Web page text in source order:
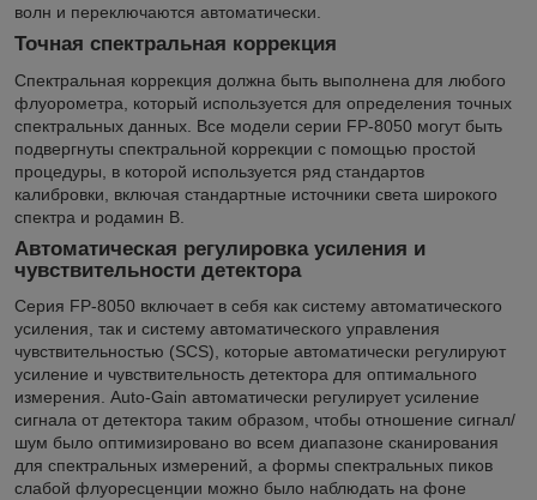
волн и переключаются автоматически.
Точная спектральная коррекция
Спектральная коррекция должна быть выполнена для любого
флуорометра, который используется для определения точных
спектральных данных. Все модели серии FP-8050 могут быть
подвергнуты спектральной коррекции с помощью простой
процедуры, в которой используется ряд стандартов
калибровки, включая стандартные источники света широкого
спектра и родамин B.
Автоматическая регулировка усиления и
чувствительности детектора
Серия FP-8050 включает в себя как систему автоматического
усиления, так и систему автоматического управления
чувствительностью (SCS), которые автоматически регулируют
усиление и чувствительность детектора для оптимального
измерения. Auto-Gain автоматически регулирует усиление
сигнала от детектора таким образом, чтобы отношение сигнал/
шум было оптимизировано во всем диапазоне сканирования
для спектральных измерений, а формы спектральных пиков
слабой флуоресценции можно было наблюдать на фоне